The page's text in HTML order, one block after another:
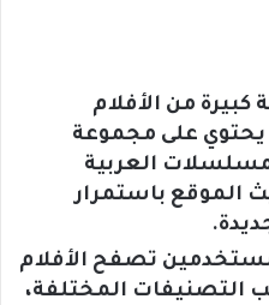
من الأفلام
على مجموعة
العربية
الموقع باستمرار
تصفح الأفلام
المختلفة،